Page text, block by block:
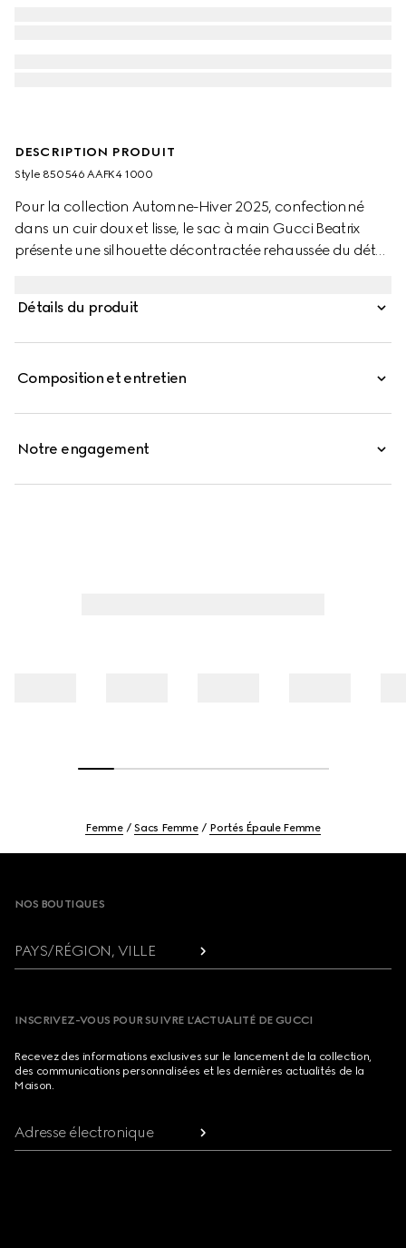
DESCRIPTION PRODUIT
Style ‎850546 AAFK4 1000
Pour la collection Automne-Hiver 2025, confectionné
dans un cuir doux et lisse, le sac à main Gucci Beatrix
présente une silhouette décontractée rehaussée du détail
tandis que la poche zippée à l’intérieur permet un
du quotidien.
Détails du produit
Composition et entretien
Notre engagement
Femme Sacs Femme Portés Épaule Femme
NOS BOUTIQUES
PAYS/RÉGION, VILLE
INSCRIVEZ-VOUS POUR SUIVRE L’ACTUALITÉ DE GUCCI
Recevez des informations exclusives sur le lancement de la collection,
des communications personnalisées et les dernières actualités de la
Maison.
Adresse électronique